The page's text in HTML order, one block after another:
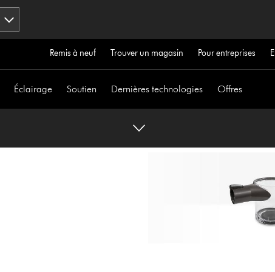
Remis à neuf Trouver un magasin Pour entreprises
Éclairage Soutien Dernières technologies Offres